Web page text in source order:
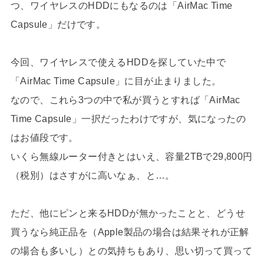
つ、ワイヤレスのHDDにもなるのは「AirMac Time
Capsule」だけです。
今回、ワイヤレスで使えるHDDを探していた中で
「AirMac Time Capsule」に目が止まりました。
なので、これら3つの中で私が買うとすれば「AirMac
Time Capsule」一択だったわけですが、気になったの
はお値段です。
いくら無線ルーター付きとはいえ、容量2TBで29,800円
（税別）はさすがに高いなぁ、と…。
ただ、他にピンと来るHDDが無かったことと、どうせ
買うなら純正品を（Apple製品の場合は結果それが正解
の場合も多いし）との気持ちもあり、思い切って買って